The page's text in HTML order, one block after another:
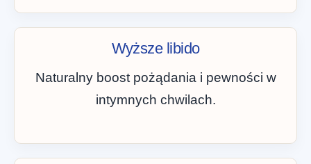
Wyższe libido
Naturalny boost pożądania i pewności w
intymnych chwilach.